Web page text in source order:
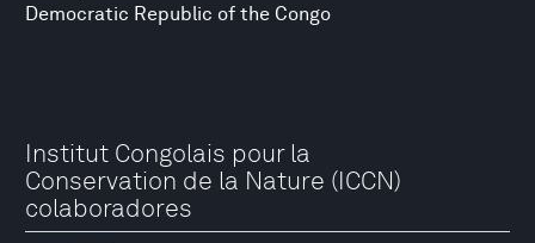
Democratic Republic of the Congo
Institut Congolais pour la
Conservation de la Nature (ICCN)
colaboradores